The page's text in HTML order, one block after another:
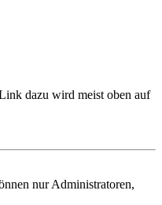
dazu wird meist oben auf
nur Administratoren,